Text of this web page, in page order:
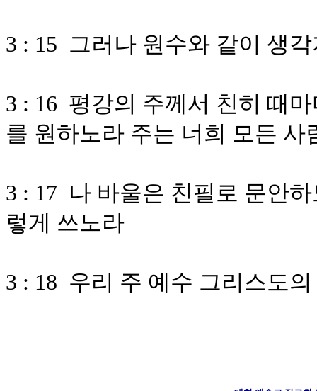
3 : 15 그러나 원수와 같이 생
3 : 16 평강의 주께서 친히 때
를 원하노라 주는 너희 모든 사
3 : 17 나 바울은 친필로 문안
렇게 쓰노라
3 : 18 우리 주 예수 그리스도